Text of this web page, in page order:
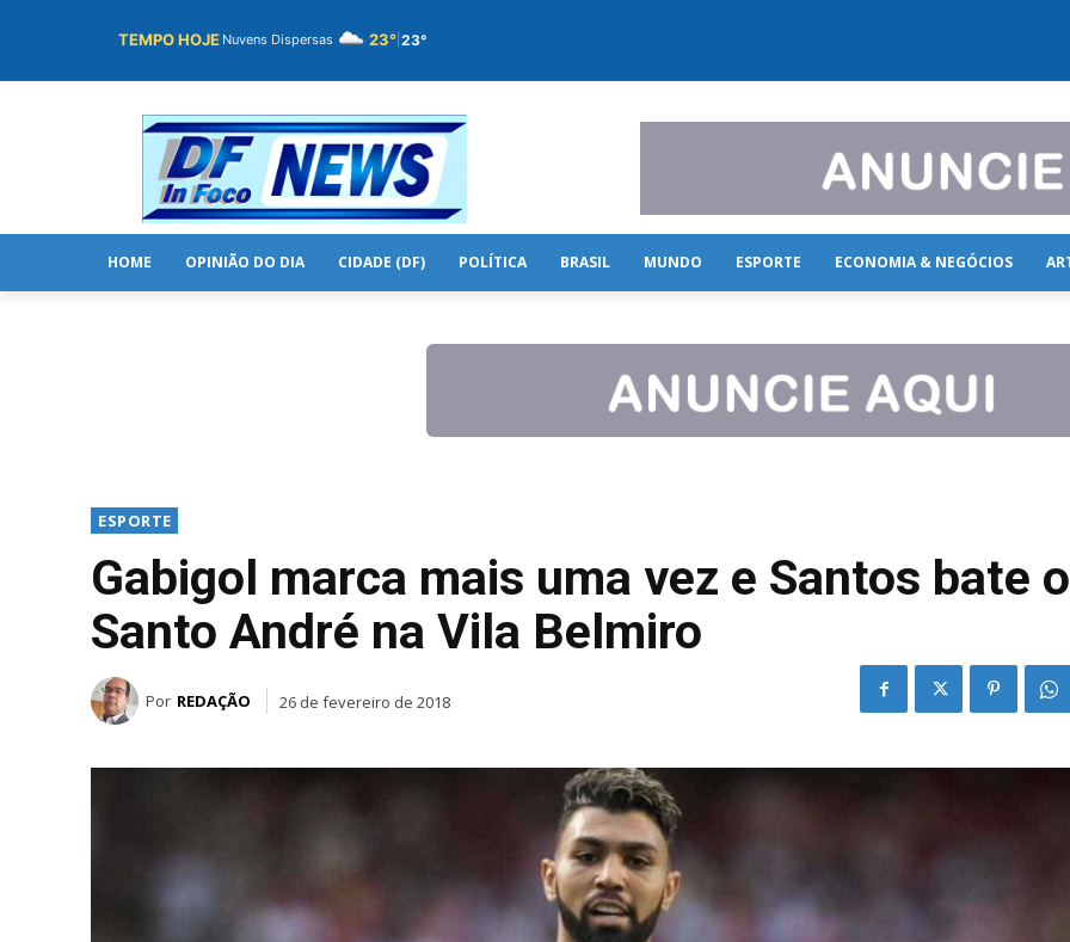
TEMPO HOJE Nuvens Dispersas 23° 23°
HOME OPINIÃO DO DIA CIDADE (DF) POLÍTICA BRASIL MUNDO ESPORTE ECONOMIA & NEGÓCIOS
ESPORTE
Gabigol marca mais uma vez e Santos bate o
Santo André na Vila Belmiro
Por REDAÇÃO 26 de fevereiro de 2018